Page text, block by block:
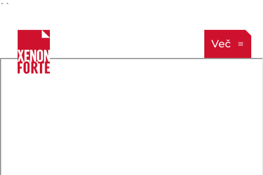
``
Več